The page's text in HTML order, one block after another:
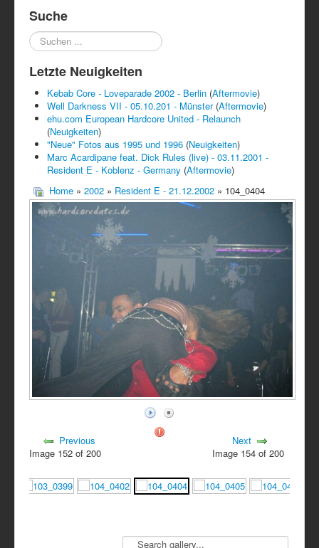
Suche
Suchen
...
Letzte Neuigkeiten
Kebab Core - Loveparade 2002 - Berlin (Aftermovie)
Well Darkness VII - 05.10.201 - Münster (Aftermovie)
ehu.com European Hardcore United - Relaunch
(Neuigkeiten)
"Neue" Fotos aus 1995 und 1996 (Neuigkeiten)
Marc Acardipane feat. Dick Rules (live) - 03.11.2001 -
Resident E - Koblenz - Germany (Aftermovie)
Home » 2002 » Resident E - 21.12.2002 » 104_0404
Previous
Image 152 of 200
Next
Image 154 of 200